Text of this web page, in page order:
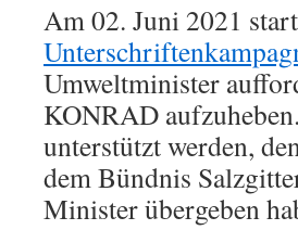
Am 02. Juni 2021
Umweltminister
KONRAD
unterstützt werden,
dem Bündnis
Minister übergeben